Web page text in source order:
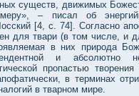
существ, движимых
– писал об
[4, с. 74]. Согласно
для твари (в том числе, и
в них природа
и абсолютно
пропастью
в терминах
в тварном мире.